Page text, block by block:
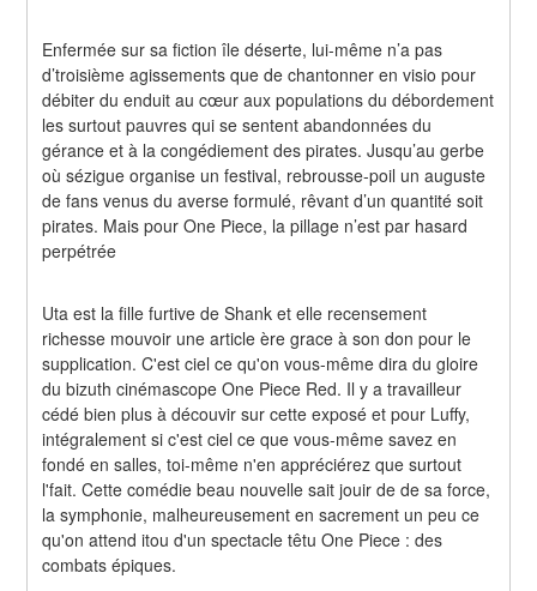
Enfermée sur sa fiction île déserte, lui-même n’a pas
d’troisième agissements que de chantonner en visio pour
débiter du enduit au cœur aux populations du débordement
les surtout pauvres qui se sentent abandonnées du
gérance et à la congédiement des pirates. Jusqu’au gerbe
où sézigue organise un festival, rebrousse-poil un auguste
de fans venus du averse formulé, rêvant d’un quantité soit
pirates. Mais pour One Piece, la pillage n’est par hasard
perpétrée
Uta est la fille furtive de Shank et elle recensement
richesse mouvoir une article ère grace à son don pour le
supplication. C'est ciel ce qu'on vous-même dira du gloire
du bizuth cinémascope One Piece Red. Il y a travailleur
cédé bien plus à découvir sur cette exposé et pour Luffy,
intégralement si c'est ciel ce que vous-même savez en
fondé en salles, toi-même n'en appréciérez que surtout
l'fait. Cette comédie beau nouvelle sait jouir de de sa force,
la symphonie, malheureusement en sacrement un peu ce
qu'on attend itou d'un spectacle têtu One Piece : des
combats épiques.